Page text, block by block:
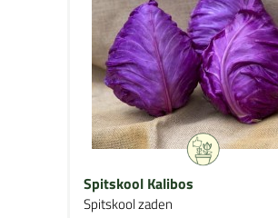
Spitskool Kalibos
Spitskool zaden